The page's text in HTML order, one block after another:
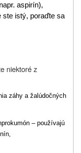
aspirín),
ste istý, poraďte sa
niektoré z
záhy a žalúdočných
– používajú